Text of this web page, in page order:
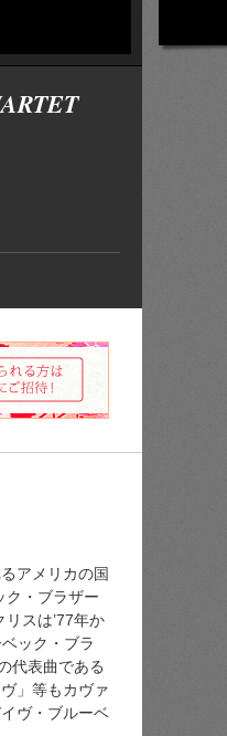
アメリカの国
ク・ブラザー
スは’77年か
ック・ブラ
代表曲である
」等もカヴァ
ヴ・ブルーベ